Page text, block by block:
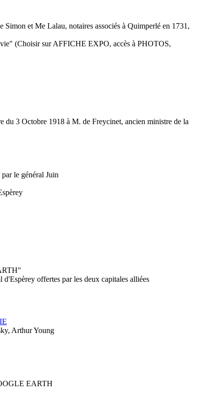
et Me Lalau, notaires associés à Quimperlé en 1731,
(Choisir sur AFFICHE EXPO, accès à PHOTOS,
3 Octobre 1918 à M. de Freycinet, ancien ministre de la
par le général Juin
offertes par les deux capitales alliées
Arthur Young
EARTH